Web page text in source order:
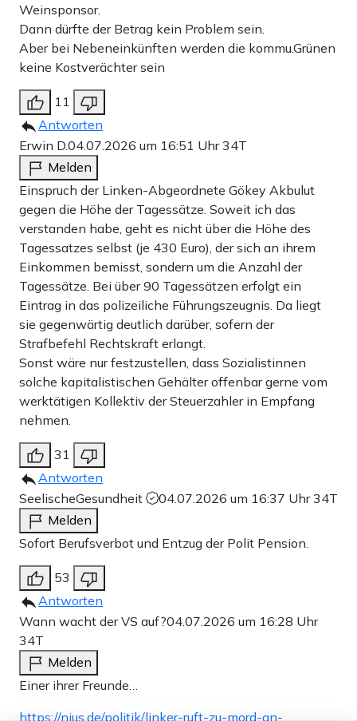
Weinsponsor.
Dann dürfte der Betrag kein Problem sein.
Aber bei Nebeneinkünften werden die kommu.Grünen
keine Kostverächter sein
11
Antworten
Erwin D.04.07.2026 um 16:51 Uhr34T
Melden
Einspruch der Linken-Abgeordnete Gökey Akbulut
gegen die Höhe der Tagessätze. Soweit ich das
verstanden habe, geht es nicht über die Höhe des
Tagessatzes selbst (je 430 Euro), der sich an ihrem
Einkommen bemisst, sondern um die Anzahl der
Tagessätze. Bei über 90 Tagessätzen erfolgt ein
Eintrag in das polizeiliche Führungszeugnis. Da liegt
sie gegenwärtig deutlich darüber, sofern der
Strafbefehl Rechtskraft erlangt.
Sonst wäre nur festzustellen, dass Sozialistinnen
solche kapitalistischen Gehälter offenbar gerne vom
werktätigen Kollektiv der Steuerzahler in Empfang
nehmen.
31
Antworten
SeelischeGesundheit
04.07.2026 um 16:37 Uhr34T
Melden
Sofort Berufsverbot und Entzug der Polit Pension.
53
Antworten
Wann wacht der VS auf?04.07.2026 um 16:28 Uhr
34T
Melden
Einer ihrer Freunde…
https://nius.de/politik/linker-ruft-zu-mord-an-